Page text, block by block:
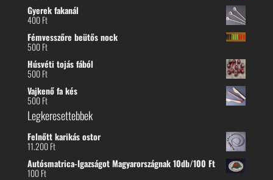
Gyerek fakanál
400Ft
Fémvesszőre beütős nock
500Ft
Húsvéti tojás fából
500Ft
Vajkenő fa kés
500Ft
Legkeresettebbek
Felnőtt karikás ostor
11.200Ft
Autósmatrica-Igazságot Magyarországnak 10db/100 Ft
100Ft